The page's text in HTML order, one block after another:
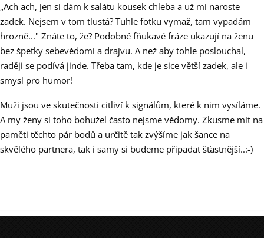
„Ach ach, jen si dám k salátu kousek chleba a už mi naroste
zadek. Nejsem v tom tlustá? Tuhle fotku vymaž, tam vypadám
hrozně..." Znáte to, že? Podobné fňukavé fráze ukazují na ženu
bez špetky sebevědomí a drajvu. A než aby tohle poslouchal,
raději se podívá jinde. Třeba tam, kde je sice větší zadek, ale i
smysl pro humor!
Muži jsou ve skutečnosti citliví k signálům, které k nim vysíláme.
A my ženy si toho bohužel často nejsme vědomy. Zkusme mít na
paměti těchto pár bodů a určitě tak zvýšíme jak šance na
skvělého partnera, tak i samy si budeme připadat šťastnější..:-)